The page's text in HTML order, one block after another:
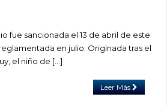
fue sancionada el 13 de abril de este
en julio. Originada tras el
el niño de […]
Leer Más